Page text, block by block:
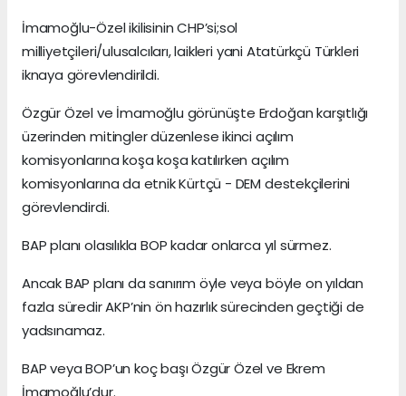
İmamoğlu-Özel ikilisinin CHP’si;sol
milliyetçileri/ulusalcıları, laikleri yani Atatürkçü Türkleri
iknaya görevlendirildi.
Özgür Özel ve İmamoğlu görünüşte Erdoğan karşıtlığı
üzerinden mitingler düzenlese ikinci açılım
komisyonlarına koşa koşa katılırken açılım
komisyonlarına da etnik Kürtçü - DEM destekçilerini
görevlendirdi.
BAP planı olasılıkla BOP kadar onlarca yıl sürmez.
Ancak BAP planı da sanırım öyle veya böyle on yıldan
fazla süredir AKP’nin ön hazırlık sürecinden geçtiği de
yadsınamaz.
BAP veya BOP’un koç başı Özgür Özel ve Ekrem
İmamoğlu’dur.